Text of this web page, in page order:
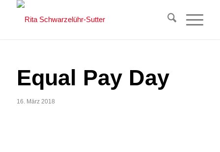
Equal Pay Day
16. März 2018